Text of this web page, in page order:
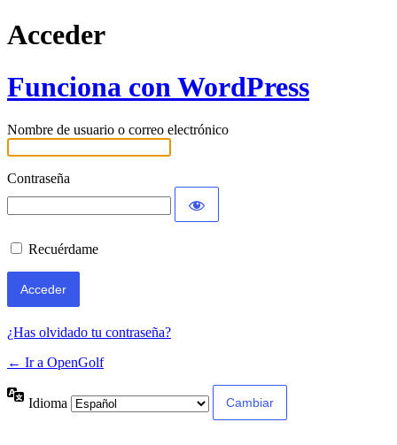
Acceder
Funciona con WordPress
Nombre de usuario o correo electrónico
Contraseña
Recuérdame
¿Has olvidado tu contraseña?
← Ir a OpenGolf
Idioma